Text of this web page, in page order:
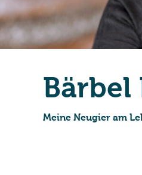
Bär­bel
Meine Neugier am